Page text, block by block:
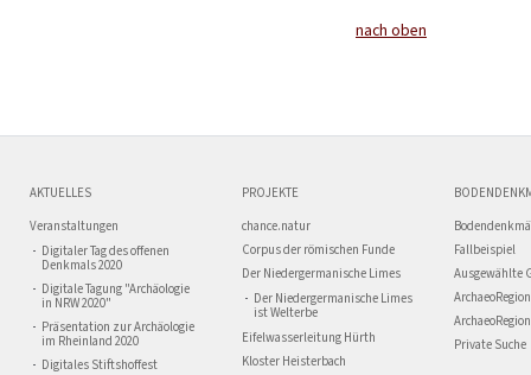
nach oben
AKTUELLES
Veranstaltungen
Digitaler Tag des offenen
Denkmals 2020
Digitale Tagung "Archäologie
in NRW 2020"
Präsentation zur Archäologie
im Rheinland 2020
Digitales Stiftshoffest
PROJEKTE
chance.natur
Corpus der römischen Funde
Der Niedergermanische Limes
Der Niedergermanische Limes
ist Welterbe
Eifelwasserleitung Hürth
Kloster Heisterbach
Fallbeispiel
Ausgewählte
Private Suche